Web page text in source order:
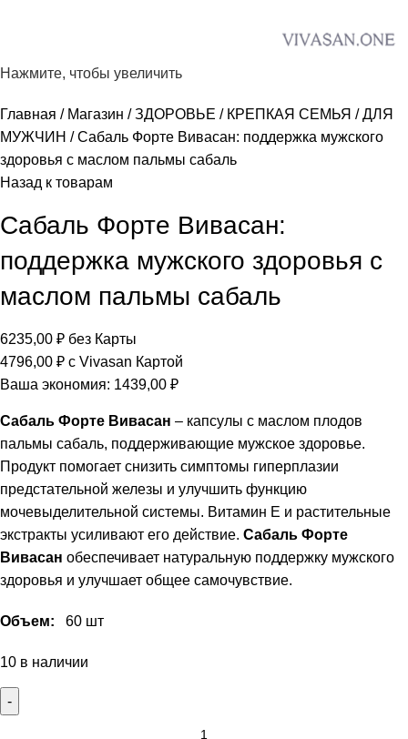
Нажмите, чтобы увеличить
Главная Магазин ЗДОРОВЬЕ КРЕПКАЯ СЕМЬЯ
ДЛЯ
МУЖЧИН
Сабаль Форте Вивасан: поддержка мужского
здоровья с маслом пальмы сабаль
Назад к товарам
Сабаль Форте Вивасан:
поддержка мужского здоровья с
маслом пальмы сабаль
6235,00 ₽ без Карты
4796,00 ₽ с Vivasan Картой
Ваша экономия: 1439,00 ₽
Сабаль Форте Вивасан – капсулы с маслом плодов
пальмы сабаль, поддерживающие мужское здоровье.
Продукт помогает снизить симптомы гиперплазии
предстательной железы и улучшить функцию
мочевыделительной системы. Витамин Е и растительные
экстракты усиливают его действие. Сабаль Форте
Вивасан обеспечивает натуральную поддержку мужского
здоровья и улучшает общее самочувствие.
Объем: 60 шт
10 в наличии